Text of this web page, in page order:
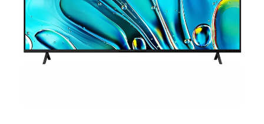
Televizoru stiprinājumi
TV rāmji